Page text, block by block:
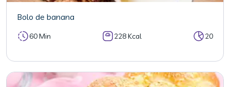
Bolo de banana
60 Min 228 Kcal 20